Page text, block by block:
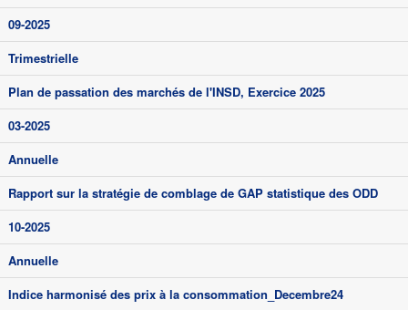
09-2025
Trimestrielle
Plan de passation des marchés de l'INSD, Exercice 2025
03-2025
Annuelle
Rapport sur la stratégie de comblage de GAP statistique des ODD
10-2025
Annuelle
Indice harmonisé des prix à la consommation_Decembre24